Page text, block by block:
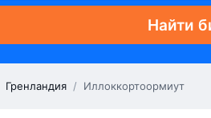
Найти
Гренландия / Иллоккортоормиут